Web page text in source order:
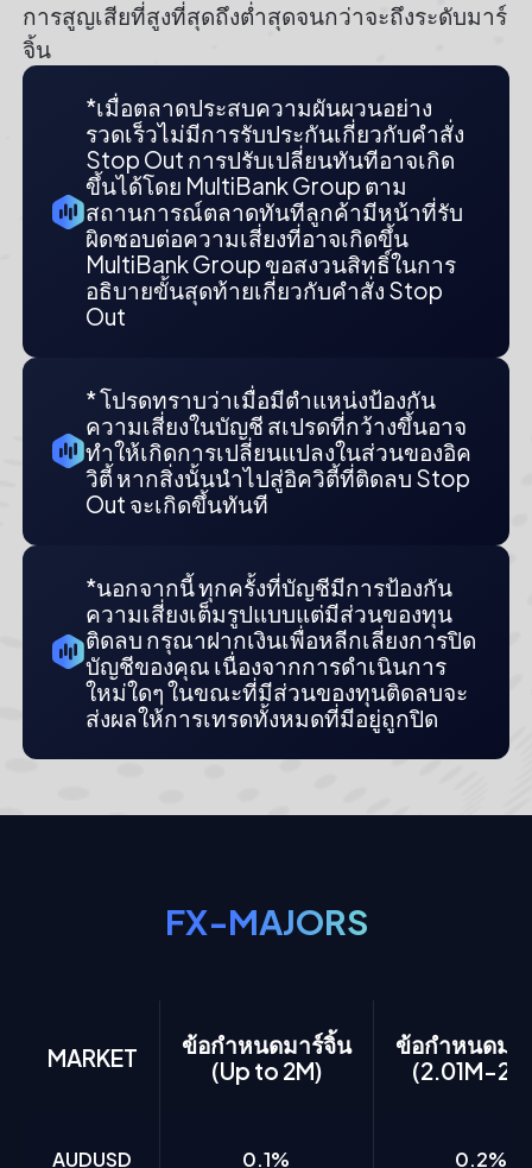
การสูญเสียที่สูงที่สุดถึงต่ำสุดจนกว่าจะถึงระดับมาร์
จิ้น
*เมื่อตลาดประสบความผันผวนอย่าง
รวดเร็วไม่มีการรับประกันเกี่ยวกับคำสั่ง
Stop Out การปรับเปลี่ยนทันทีอาจเกิด
ขึ้นได้โดย MultiBank Group ตาม
สถานการณ์ตลาดทันทีลูกค้ามีหน้าที่รับ
ผิดชอบต่อความเสี่ยงที่อาจเกิดขึ้น
MultiBank Group ขอสงวนสิทธิ์ในการ
อธิบายขั้นสุดท้ายเกี่ยวกับคำสั่ง Stop
Out
* โปรดทราบว่าเมื่อมีตำแหน่งป้องกัน
ความเสี่ยงในบัญชี สเปรดที่กว้างขึ้นอาจ
ทำให้เกิดการเปลี่ยนแปลงในส่วนของอิค
วิตี้ หากสิ่งนั้นนำไปสู่อิควิตี้ที่ติดลบ Stop
Out จะเกิดขึ้นทันที
*นอกจากนี้ ทุกครั้งที่บัญชีมีการป้องกัน
ความเสี่ยงเต็มรูปแบบแต่มีส่วนของทุน
ติดลบ กรุณาฝากเงินเพื่อหลีกเลี่ยงการปิด
บัญชีของคุณ เนื่องจากการดำเนินการ
ใหม่ใดๆ ในขณะที่มีส่วนของทุนติดลบจะ
ส่งผลให้การเทรดทั้งหมดที่มีอยู่ถูกปิด
FX-MAJORS
MARKET
AUDUSD
ข้อกำหนดมาร์จิ้น
(Up to 2M)
0.1%
ข้อกำหนดมา
(2.01M-
0.2%